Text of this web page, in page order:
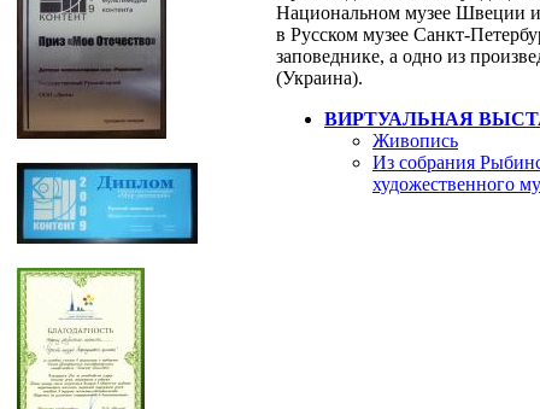
Национальном музее Швеции
в Русском музее Санкт-
заповеднике, а одно из
(Украина).
ВИРТУАЛЬНАЯ
Живопись
Из собрания
художественного